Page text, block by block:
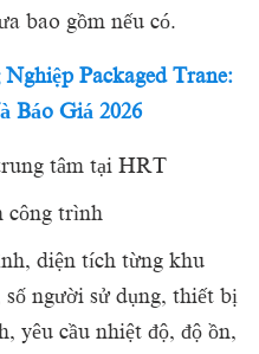
bao gồm nếu có.
Packaged Trane:
Báo Giá 2026
tâm tại HRT
công trình
diện tích từng khu
số người sử dụng, thiết bị
yêu cầu nhiệt độ, độ ồn,